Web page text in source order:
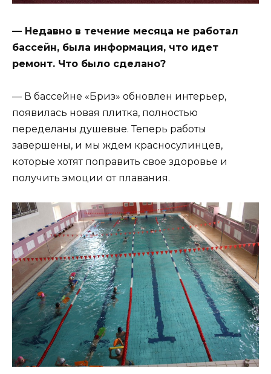
— Недавно в течение месяца не работал
бассейн, была информация, что идет
ремонт. Что было сделано?
— В бассейне «Бриз» обновлен интерьер,
появилась новая плитка, полностью
переделаны душевые. Теперь работы
завершены, и мы ждем красносулинцев,
которые хотят поправить свое здоровье и
получить эмоции от плавания.